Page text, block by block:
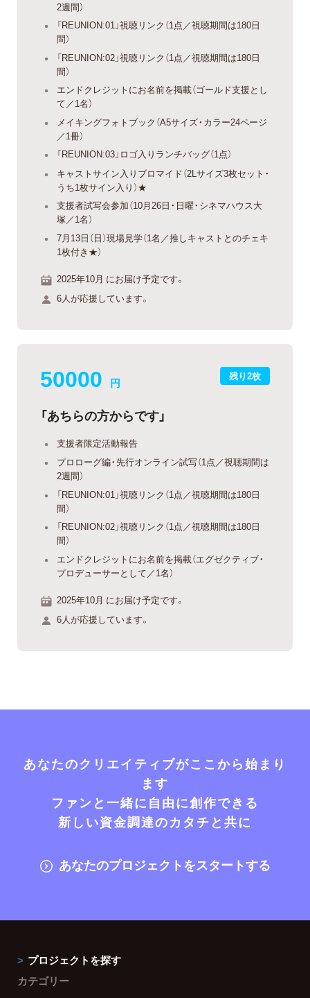
2週間）
「REUNION:01」視聴リンク（1点／視聴期間は180日
間）
「REUNION:02」視聴リンク（1点／視聴期間は180日
間）
エンドクレジットにお名前を掲載（ゴールド支援とし
て／1名）
メイキングフォトブック（A5サイズ・カラー24ページ
／1冊）
「REUNION:03」ロゴ入りランチバッグ（1点）
キャストサイン入りブロマイド（2Lサイズ3枚セット・
うち1枚サイン入り）★
支援者試写会参加（10月26日・日曜・シネマハウス大
塚／1名）
7月13日（日）現場見学（1名／推しキャストとのチェキ
1枚付き★）
2025年10月 にお届け予定です。
6人が応援しています。
残り2枚
50000 円
「あちらの方からです」
支援者限定活動報告
プロローグ編・先行オンライン試写（1点／視聴期間は
2週間）
「REUNION:01」視聴リンク（1点／視聴期間は180日
間）
「REUNION:02」視聴リンク（1点／視聴期間は180日
間）
エンドクレジットにお名前を掲載（エグゼクティブ・
プロデューサーとして／1名）
2025年10月 にお届け予定です。
6人が応援しています。
あなたのクリエイティブがここから始まり
ます
ファンと一緒に自由に創作できる
新しい資金調達のカタチと共に
あなたのプロジェクトをスタートする
プロジェクトを探す
カテゴリー